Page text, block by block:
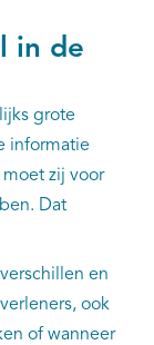
in de
grote
informatie
zij voor
Dat
en
ook
of wanneer